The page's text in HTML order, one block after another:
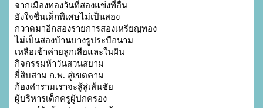
จากเมืองทองวันที่สองแข่งที่อื่น
ยังใจชื่นเด็กพิเศษไม่เป็นสอง
กวาดมาอีกสองรายการสองเหรียญทอง
ไม่เป็นสองบ้านบางรูประบือนาม
เหลือเข้าค่ายลูกเสือและในฝัน
กิจกรรมห้าวันสวนสยาม
ยี่สิบสาม ก.พ. สู่เขตคาม
ก้องคำรามเราจะสู้สู่เส้นชัย
ผู้บริหารเด็กครูผู้ปกครอง